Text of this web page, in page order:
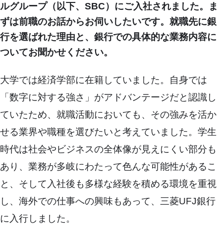
ルグループ（以下、SBC）にご入社されました。ま
ずは前職のお話からお伺いしたいです。就職先に銀
行を選ばれた理由と、銀行での具体的な業務内容に
ついてお聞かせください。
大学では経済学部に在籍していました。自身では
「数字に対する強さ」がアドバンテージだと認識し
ていたため、就職活動においても、その強みを活か
せる業界や職種を選びたいと考えていました。学生
時代は社会やビジネスの全体像が見えにくい部分も
あり、業務が多岐にわたって色んな可能性があるこ
と、そして入社後も多様な経験を積める環境を重視
し、海外での仕事への興味もあって、三菱UFJ銀行
に入行しました。